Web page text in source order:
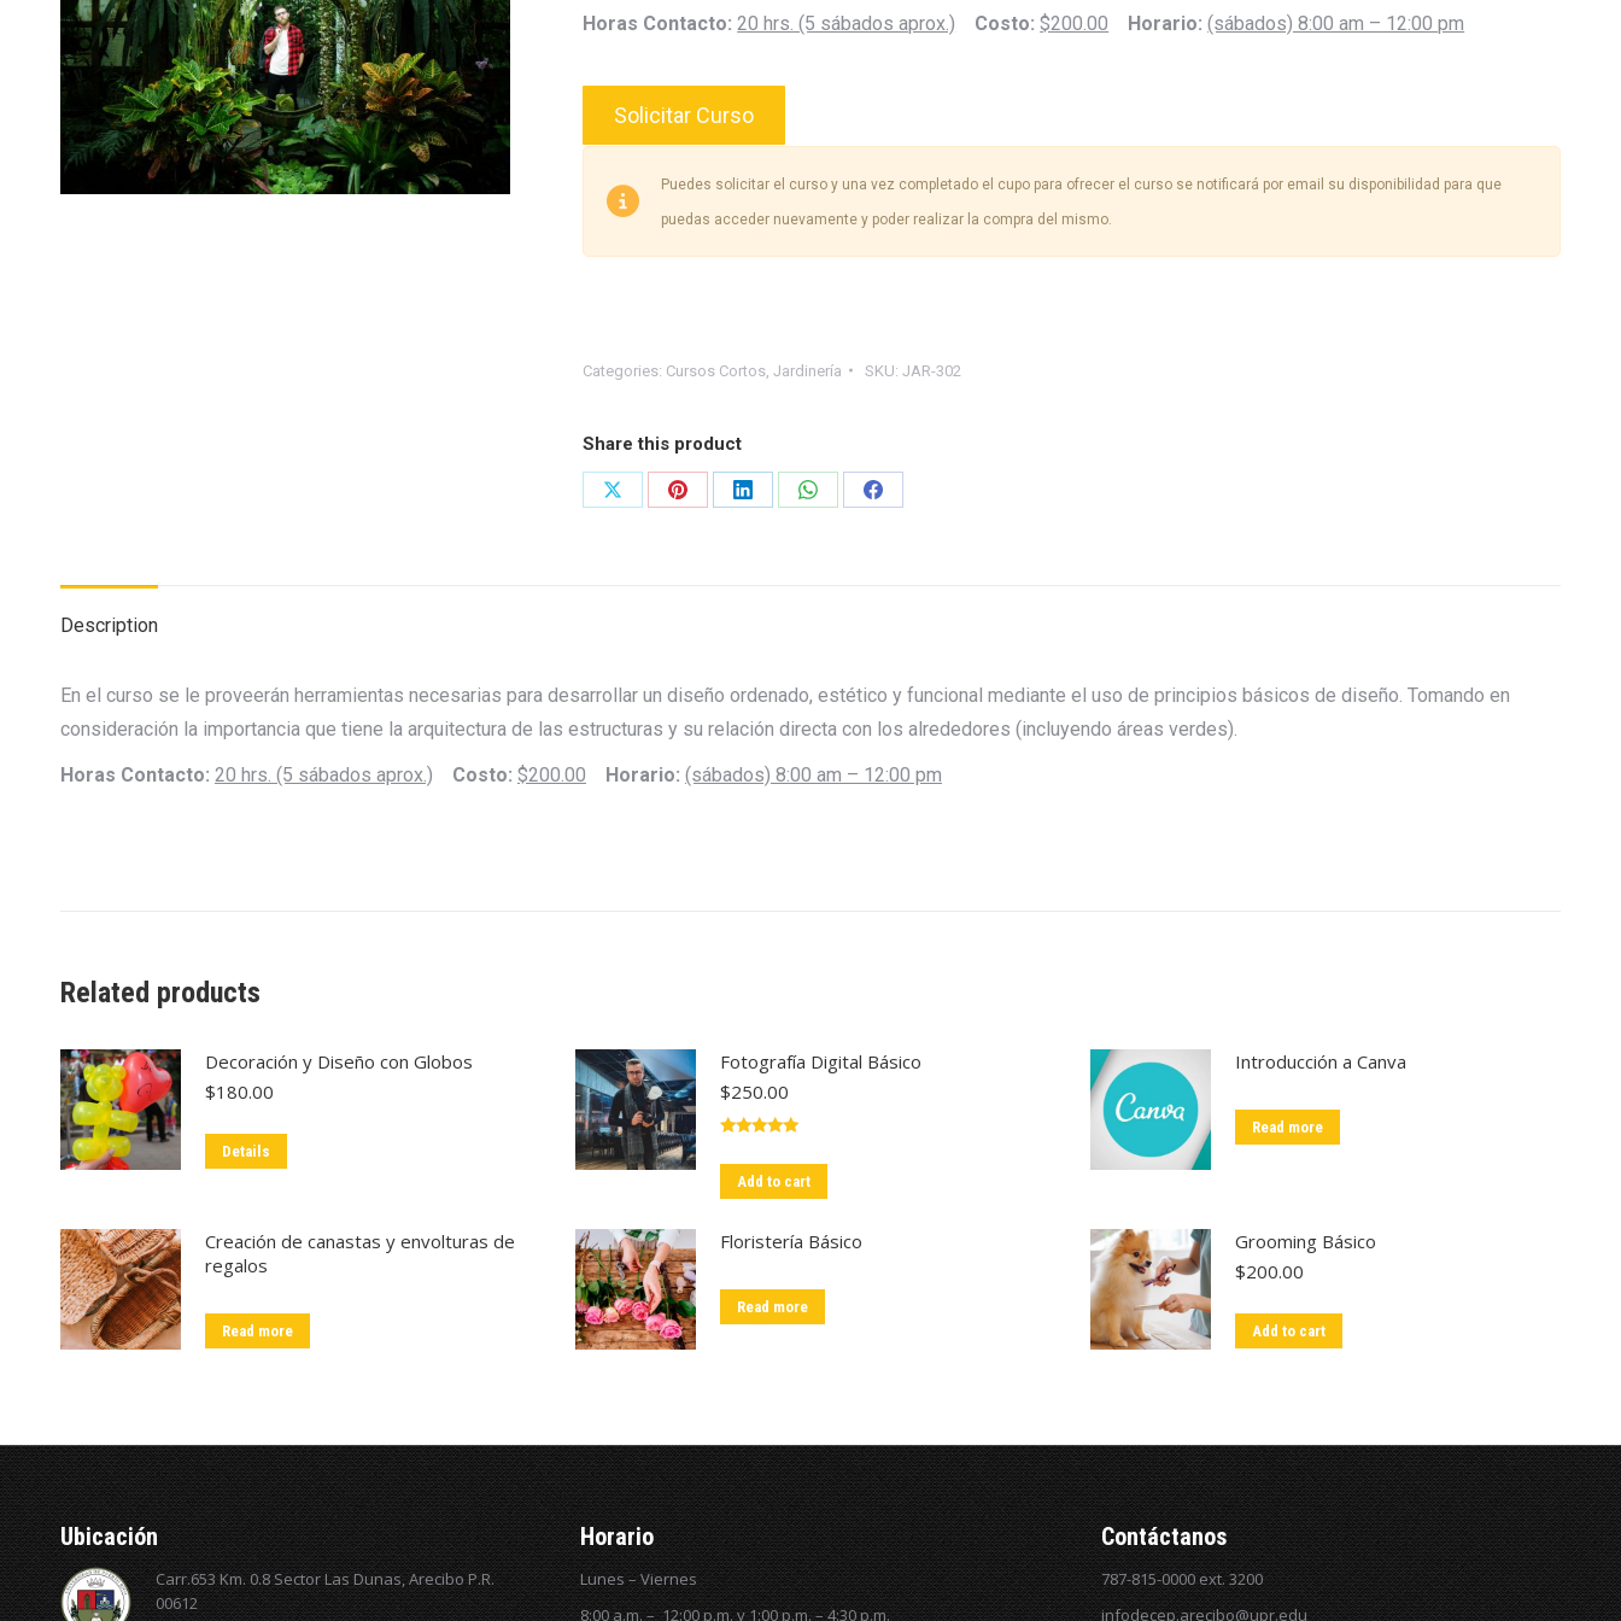
Horas Contacto: 20 hrs. (5 sábados aprox.) Costo:$200.00 Horario: (sábados) 8:00 am – 12:00 pm
Solicitar Curso
Puedes solicitar el curso y una vez completado el cupo para ofrecer el curso se notificará por email su disponibilidad para que
puedas acceder nuevamente y poder realizar la compra del mismo.
Categories: Cursos Cortos ,Jardinería SKU:JAR-302
Share this product
Share
Share
Share
Share
Share
Description
En el curso se le proveerán herramientas necesarias para desarrollar un diseño ordenado, estético y funcional mediante el uso de principios básicos de diseño. Tomando en
consideración la importancia que tiene la arquitectura de las estructuras y su relación directa con los alrededores (incluyendo áreas verdes).
Horas Contacto: 20 hrs. (5 sábados aprox.) Costo: $200.00 Horario: (sábados) 8:00 am – 12:00 pm
Related products
Decoración y Diseño con Globos
$180.00
Details
Fotografía Digital Básico
$250.00
out of 5
Add to cart
Introducción a Canva
Read more
Creación de canastas y envolturas de
regalos
Read more
Floristería Básico
Read more
Grooming Básico
$200.00
Add to cart
Ubicación
Carr.653 Km. 0.8 Sector Las Dunas, Arecibo P.R.
00612
Horario
Lunes – Viernes
8:00 a.m. – 12:00 p.m. y 1:00 p.m. – 4:30 p.m.
Contáctanos
787-815-0000 ext. 3200
infodecep.arecibo@upr.edu